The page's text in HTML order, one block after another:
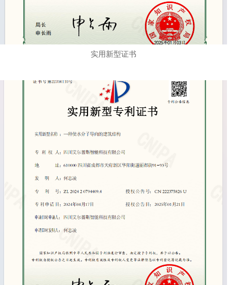
实用新型证书